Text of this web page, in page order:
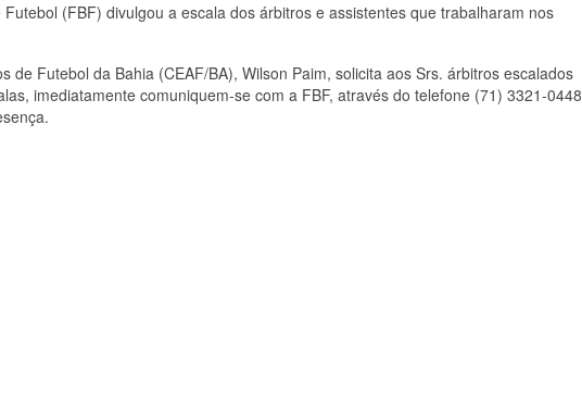
(FBF) divulgou a escala dos árbitros e assistentes que trabalharam nos
de Futebol da Bahia (CEAF/BA), Wilson Paim, solicita aos Srs. árbitros escalados
imediatamente comuniquem-se com a FBF, através do telefone (71) 3321-0448